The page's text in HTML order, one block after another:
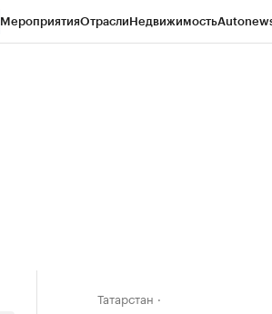
МероприятияОтраслиНедвижимость
Татарстан